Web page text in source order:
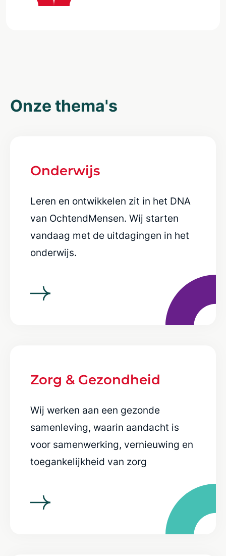
Onze thema's
Onderwijs
Leren en ontwikkelen zit in het DNA
van OchtendMensen. Wij starten
vandaag met de uitdagingen in het
onderwijs.
Zorg & Gezondheid
Wij werken aan een gezonde
samenleving, waarin aandacht is
voor samenwerking, vernieuwing en
toegankelijkheid van zorg